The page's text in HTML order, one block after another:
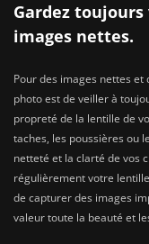
Gardez
images nettes.
Pour des images nettes
photo est de veiller à
propreté de la lentille de
taches, les poussières ou
netteté et la clarté de vos
régulièrement votre
de capturer des images
valeur toute la beauté et